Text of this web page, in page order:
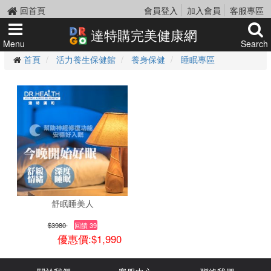
回首頁 會員登入 加入會員 客服專區
Menu 達特購完美健康網
Search
首頁
活力養生保健館 養身保健 睡眠專區
舒眠睡美人
$3980 回饋 39
優惠價:$1,990